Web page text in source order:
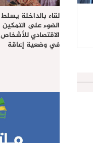
لقاء بالداخلة يسلط
الضوء على التمكين
الاقتصادي للأشخاص
في وضعية إعاقة